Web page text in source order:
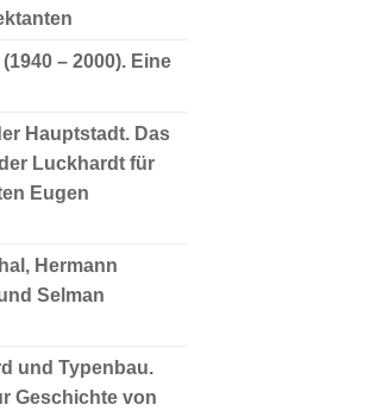
– 2000). Eine
Hauptstadt. Das
Luckhardt für
Eugen
Hermann
Selman
und Typenbau.
Geschichte von